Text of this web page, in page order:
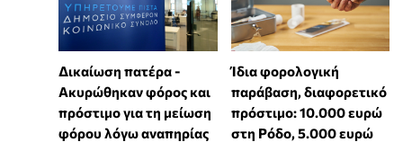
Δικαίωση πατέρα -
Ακυρώθηκαν φόρος και
πρόστιμο για τη μείωση
φόρου λόγω αναπηρίας
Ίδια φορολογική
παράβαση, διαφορετικό
πρόστιμο: 10.000 ευρώ
στη Ρόδο, 5.000 ευρώ